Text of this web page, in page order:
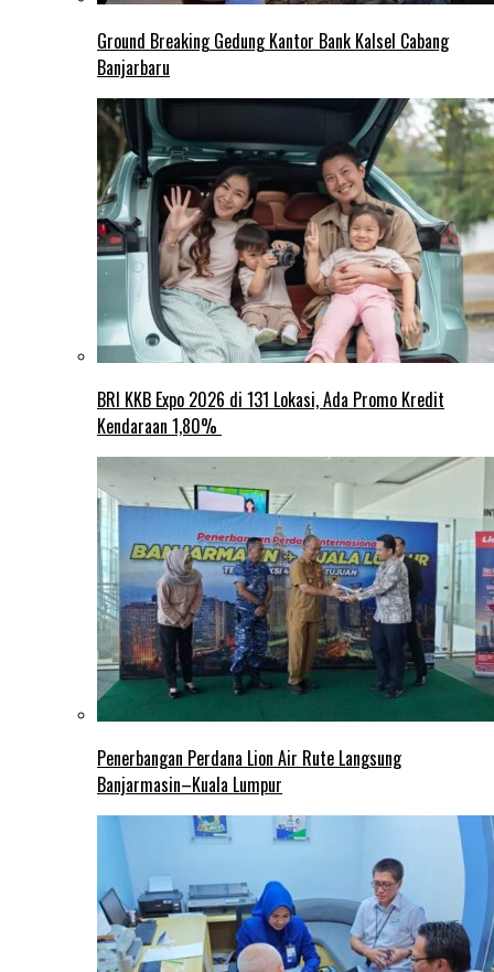
Ground Breaking Gedung Kantor Bank Kalsel Cabang
Banjarbaru
BRI KKB Expo 2026 di 131 Lokasi, Ada Promo Kredit
Kendaraan 1,80%
Penerbangan Perdana Lion Air Rute Langsung
Banjarmasin–Kuala Lumpur